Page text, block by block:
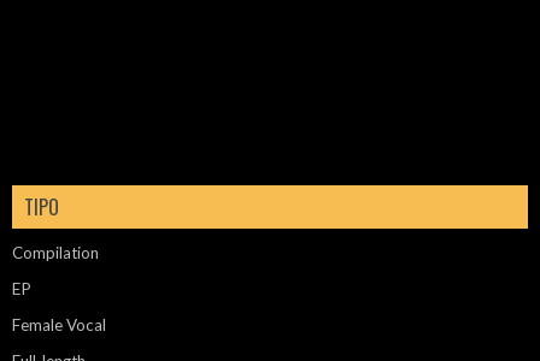
TIPO
Compilation
EP
Female Vocal